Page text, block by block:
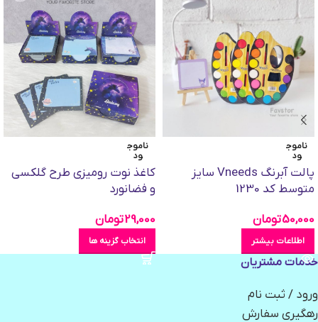
ناموج
ود
پالت آبرنگ Vneeds سایز
متوسط کد 1230
50,000تومان
اطلاعات بیشتر
ناموج
ود
کاغذ نوت رومیزی طرح گلکسی
و فضانورد
29,000تومان
انتخاب گزینه ها
خدمات مشتریان
ورود / ثبت نام
رهگیری سفارش